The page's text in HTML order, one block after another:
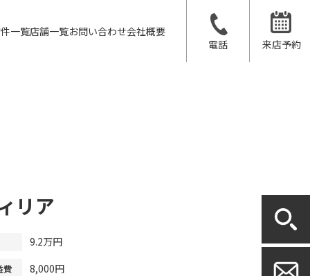
一覧店舗一覧お問い合わせ会社概要
電話
来店予約
リア
9.2万円
費 8,000円